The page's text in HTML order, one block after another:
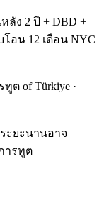
ลัง 2 ปี + DBD +
น 12 เดือน NYC
ต of Türkiye ·
ะยะนานอาจ
ารทูต